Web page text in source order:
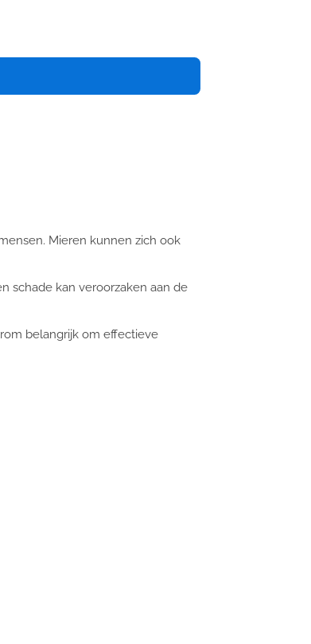
Mieren kunnen zich ook
schade kan veroorzaken aan de
belangrijk om effectieve